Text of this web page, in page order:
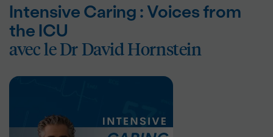
Intensive Caring : Voices from
the ICU
avec le Dr David Hornstein